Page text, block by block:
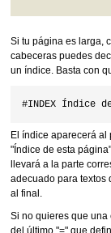
Si tu página es larga,
cabeceras puedes
un índice. Basta con
El índice aparecerá
"Índice de esta
llevará a la parte
adecuado para textos
al final.
Si no quieres que una
del último "=" que